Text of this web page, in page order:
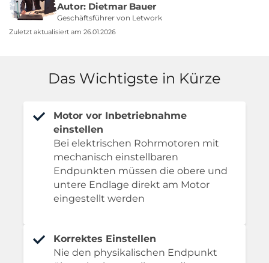
Autor: Dietmar Bauer
Geschäftsführer von Letwork
Zuletzt aktualisiert am 26.01.2026
Das Wichtigste in Kürze
Motor vor Inbetriebnahme
einstellen
Bei elektrischen Rohrmotoren mit
mechanisch einstellbaren
Endpunkten müssen die obere und
untere Endlage direkt am Motor
eingestellt werden
Korrektes Einstellen
Nie den physikalischen Endpunkt